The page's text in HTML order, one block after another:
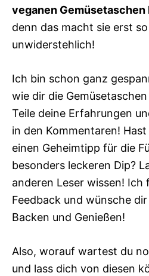
veganen
denn das macht sie erst
unwiderstehlich!
Ich bin schon ganz
wie dir die
Teile deine Erfahrungen
in den Kommentaren!
einen Geheimtipp für die
besonders leckeren Dip?
anderen Leser wissen! Ich
Feedback und wünsche
Backen und Genießen!
Also, worauf wartest du
und lass dich von diesen